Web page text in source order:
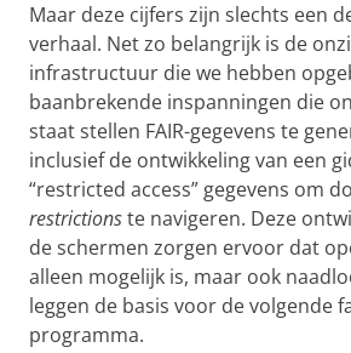
Maar deze cijfers zijn slechts een
verhaal. Net zo belangrijk is de
infrastructuur die we hebben
baanbrekende inspanningen die
staat stellen FAIR-gegevens te
inclusief de ontwikkeling van een
“restricted access” gegevens om
restrictionste navigeren. Deze
de schermen zorgen ervoor dat
alleen mogelijk is, maar ook
leggen de basis voor de volgende
programma.